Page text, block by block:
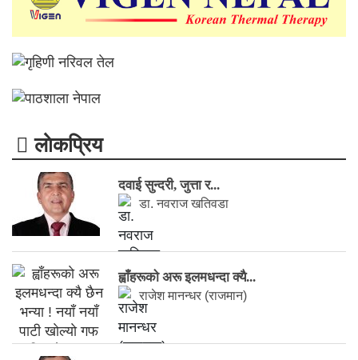
लाेकप्रिय
दवाई सुन्दरी, जुत्ता र...
डा. नवराज खतिवडा
ह्वाँहरूकाे अरू इलमधन्दा क्यै...
राजेश मानन्धर (राजमान)